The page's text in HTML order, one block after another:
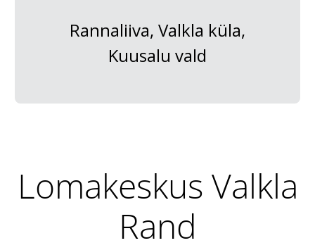
Rannaliiva, Valkla küla,
Kuusalu vald
Lomakeskus Valkla
Rand